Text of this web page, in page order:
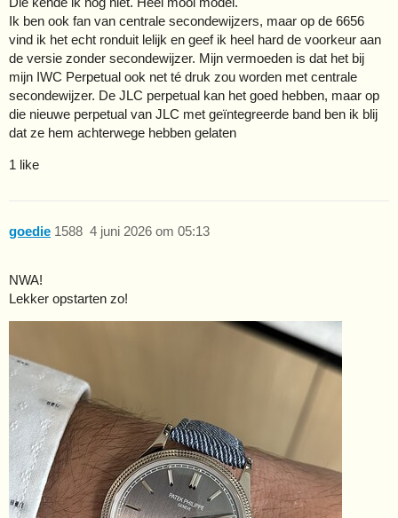
Ik ben ook fan van centrale secondewijzers, maar op de 6656
vind ik het echt ronduit lelijk en geef ik heel hard de voorkeur aan
de versie zonder secondewijzer. Mijn vermoeden is dat het bij
mijn IWC Perpetual ook net té druk zou worden met centrale
secondewijzer. De JLC perpetual kan het goed hebben, maar op
die nieuwe perpetual van JLC met geïntegreerde band ben ik blij
dat ze hem achterwege hebben gelaten
1 like
goedie 4 juni 2026 om 05:13
1588
NWA!
Lekker opstarten zo!